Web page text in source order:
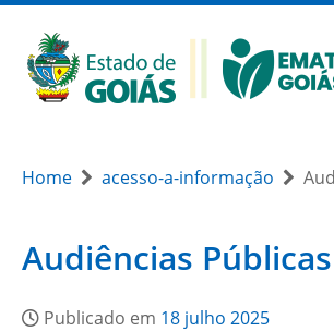
Home acesso-a-informação
Audiências Públicas
Publicado em 18 julho 2025